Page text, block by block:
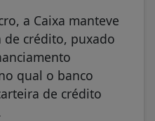
a Caixa manteve
de crédito, puxado
qual o banco
de crédito